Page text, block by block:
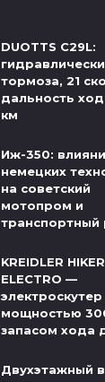
DUOTTS C29L:
тормоза, 21
дальность
км
Иж-350:
немецких
на советский
мотопром и
транспортный
KREIDLER
ELECTRO —
электроскутер
мощностью
запасом хода
Двухэтажный